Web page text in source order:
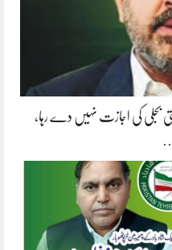
بجلی کی اجازت نہیں دے رہا،